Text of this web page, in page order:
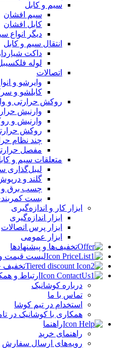
سیم و کابل
سیم افشان
کابل افشان
دیگر انواع
انتقال سیم و کابل
داکت شیاردار
لوله
اتصالات
وایرشو و
کابلشو و
روکش حرارتی و
وارنیش
وارنیش و
روکش
چند نظام
مفصل
متعلقات سیم و
لیبل‌گذاری
گلند و
چسب برق و
بست
ابزار کار و اندازه‌گیری
ابزار اندازه‌گیری
ابزار پرس اتصالات
ابزار عمومی
تخفیف‌ها و پیشنهادها
لیست قیمت و
تخفیف
ارتباط و
درباره کوشانیک
تماس با ما
استخدام در تیم کوشا
همکاری با کوشانیک در
راهنما
راهنمای خرید
رویه‌های ارسال سفارش